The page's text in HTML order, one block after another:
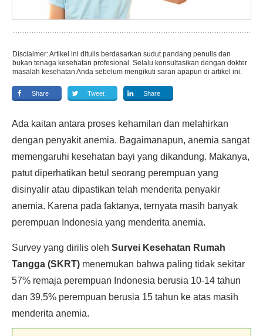
Disclaimer: Artikel ini ditulis berdasarkan sudut pandang penulis dan
bukan tenaga kesehatan profesional. Selalu konsultasikan dengan dokter
masalah kesehatan Anda sebelum mengikuti saran apapun di artikel ini.
Share Tweet Share
Ada kaitan antara proses kehamilan dan melahirkan
dengan penyakit anemia. Bagaimanapun, anemia sangat
memengaruhi kesehatan bayi yang dikandung. Makanya,
patut diperhatikan betul seorang perempuan yang
disinyalir atau dipastikan telah menderita penyakir
anemia. Karena pada faktanya, ternyata masih banyak
perempuan Indonesia yang menderita anemia.
Survey yang dirilis oleh Survei Kesehatan Rumah
Tangga (SKRT) menemukan bahwa paling tidak sekitar
57% remaja perempuan Indonesia berusia 10-14 tahun
dan 39,5% perempuan berusia 15 tahun ke atas masih
menderita anemia.